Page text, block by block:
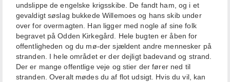
undslippe de engelske krigsskibe. De fandt ham, og i et
gevaldigt søslag bukkede Willemoes og hans skib under
over for overmagten. Han ligger med nogle af sine folk
begravet på Odden Kirkegård. Hele bugten er åben for
offentligheden og du mø-der sjældent andre mennesker på
stranden. I hele området er der dejligt badevand og strand.
Der er mange offentlige veje og stier der fører ned til
stranden. Overalt mødes du af flot udsigt. Hvis du vil, kan